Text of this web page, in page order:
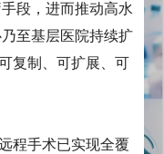
段，进而推动高水
至基层医院持续扩
复制、可扩展、可
程手术已实现全覆